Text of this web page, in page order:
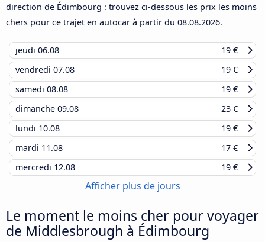
direction de Édimbourg : trouvez ci-dessous les prix les moins
chers pour ce trajet en autocar à partir du 08.08.2026.
jeudi 06.08
19 €
vendredi 07.08
19 €
samedi 08.08
19 €
dimanche 09.08
23 €
lundi 10.08
19 €
mardi 11.08
17 €
mercredi 12.08 19 €
Afficher plus de jours
Le moment le moins cher pour voyager
de Middlesbrough à Édimbourg